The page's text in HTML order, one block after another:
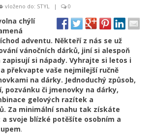
vloženo do: STYL | 0
chýlí
adventu. Někteří z nás se už
vánočních dárků, jiní si alespoň
zapisují si nápady. Vyhrajte si letos i
překvapte vaše nejmilejší ručně
na dárky. Jednoduchý způsob,
pozvánku či jmenovky na dárky,
gelových razítek a
Za minimální snahu tak získáte
svoje blízké potěšíte osobním a
.